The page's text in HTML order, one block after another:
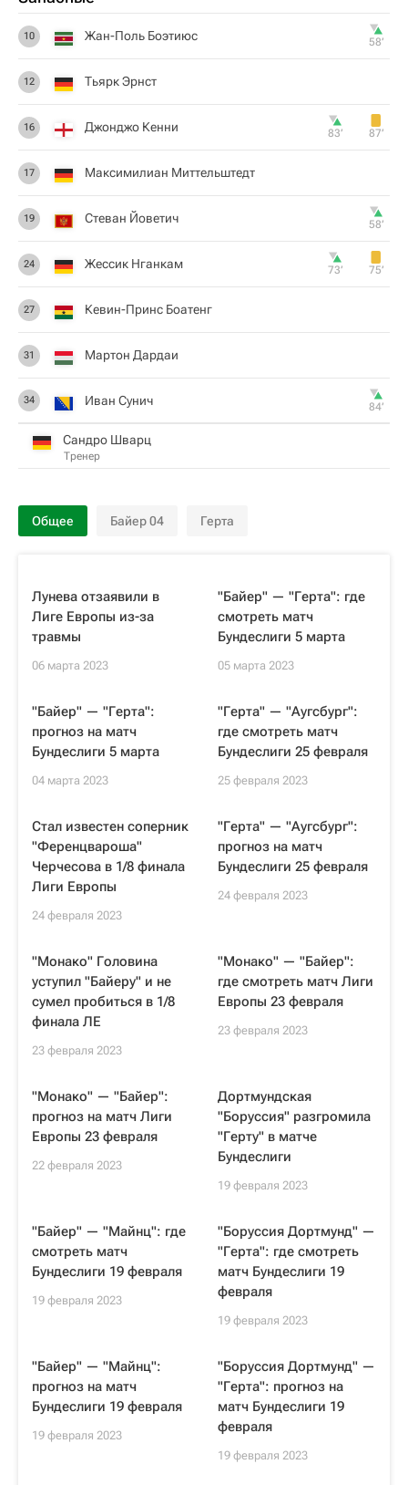
10 Жан-Поль Боэтиюс 58‎’‎
12 Тьярк Эрнст
16 Джонджо Кенни 83‎’‎ 87‎’‎
17 Максимилиан Миттельштедт
19 Стеван Йоветич 58‎’‎
24 Жессик Нганкам 73‎’‎ 75‎’‎
27 Кевин-Принс Боатенг
31 Мартон Дардаи
34 Иван Сунич 84‎’‎
Сандро Шварц
Тренер
Общее Байер 04 Герта
Лунева отзаявили в
Лиге Европы из-за
травмы
06 марта 2023
"Байер" — "Герта": где
смотреть матч
Бундеслиги 5 марта
05 марта 2023
"Байер" — "Герта":
прогноз на матч
Бундеслиги 5 марта
04 марта 2023
"Герта" — "Аугсбург":
где смотреть матч
Бундеслиги 25 февраля
25 февраля 2023
Стал известен соперник
"Ференцвароша"
Черчесова в 1/8 финала
Лиги Европы
24 февраля 2023
"Герта" — "Аугсбург":
прогноз на матч
Бундеслиги 25 февраля
24 февраля 2023
"Монако" Головина
уступил "Байеру" и не
сумел пробиться в 1/8
финала ЛЕ
23 февраля 2023
"Монако" — "Байер":
где смотреть матч Лиги
Европы 23 февраля
23 февраля 2023
"Монако" — "Байер":
прогноз на матч Лиги
Европы 23 февраля
22 февраля 2023
Дортмундская
"Боруссия" разгромила
"Герту" в матче
Бундеслиги
19 февраля 2023
"Байер" — "Майнц": где
смотреть матч
Бундеслиги 19 февраля
19 февраля 2023
"Боруссия Дортмунд" —
"Герта": где смотреть
матч Бундеслиги 19
февраля
19 февраля 2023
"Байер" — "Майнц":
прогноз на матч
Бундеслиги 19 февраля
19 февраля 2023
"Боруссия Дортмунд" —
"Герта": прогноз на
матч Бундеслиги 19
февраля
19 февраля 2023